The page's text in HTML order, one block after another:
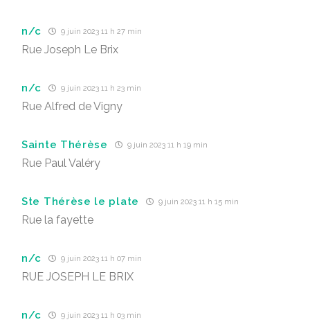
n/c 9 juin 2023 11 h 27 min
Rue Joseph Le Brix
n/c 9 juin 2023 11 h 23 min
Rue Alfred de Vigny
Sainte Thérèse 9 juin 2023 11 h 19 min
Rue Paul Valéry
Ste Thérèse le plate 9 juin 2023 11 h 15 min
Rue la fayette
n/c 9 juin 2023 11 h 07 min
RUE JOSEPH LE BRIX
n/c 9 juin 2023 11 h 03 min